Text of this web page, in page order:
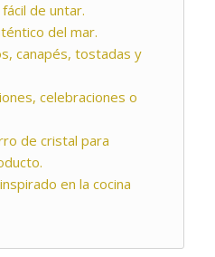
de untar.
del mar.
canapés, tostadas y
celebraciones o
de cristal para
en la cocina